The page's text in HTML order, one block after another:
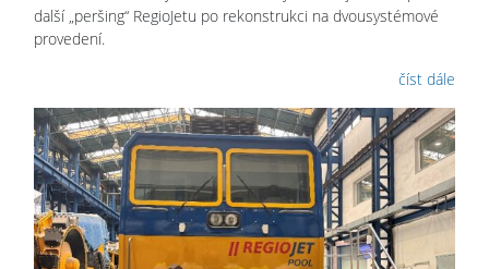
další „peršing“ RegioJetu po rekonstrukci na dvousystémové
provedení.
číst dále